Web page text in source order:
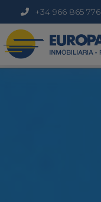
+34 966 865 776